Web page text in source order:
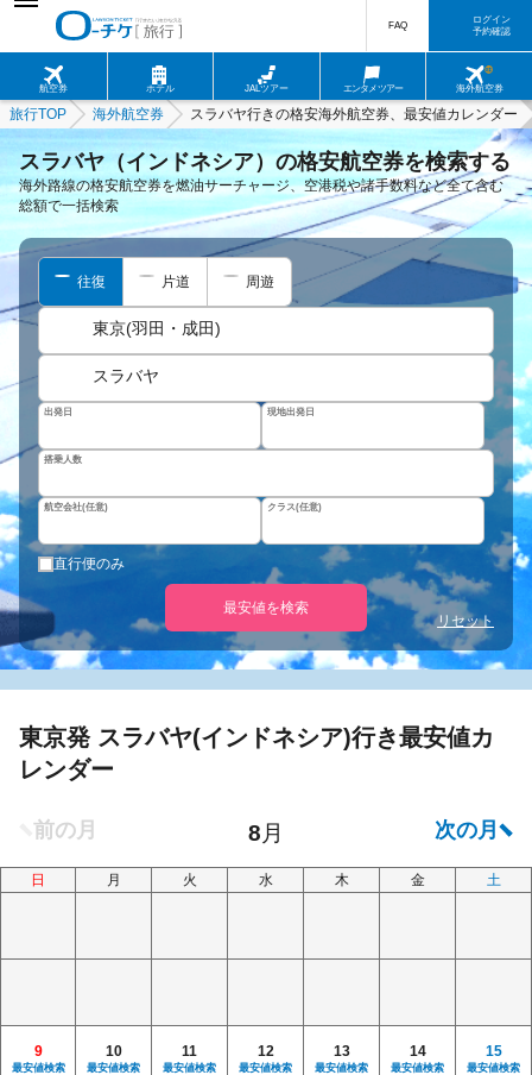
航空券 ホテル JALツアー エンタメツアー 海外航空券
FAQ
ログイン
予約確認
旅行TOP 海外航空券 スラバヤ行きの格安海外航空券、最安値カレンダー
スラバヤ（インドネシア）の格安航空券を検索する
海外路線の格安航空券を燃油サーチャージ、空港税や諸手数料など全て含む
総額で一括検索
往復 片道 周遊
東京(羽田・成田)
スラバヤ
出発日 現地出発日
搭乗人数
航空会社(任意) クラス(任意)
直行便のみ
最安値を検索
リセット
東京発 スラバヤ(インドネシア)行き最安値カ
レンダー
日 月 火 水 木 金 土
9
最安値検索
10
最安値検索
11
最安値検索
12
最安値検索
13
最安値検索
14
最安値検索
15
最安値検索